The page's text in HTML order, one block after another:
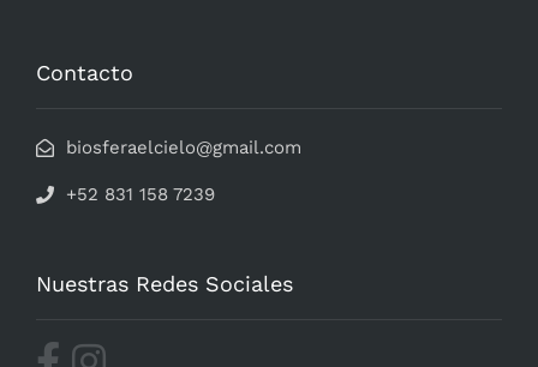
Contacto
biosferaelcielo@gmail.com
+52 831 158 7239
Nuestras Redes Sociales